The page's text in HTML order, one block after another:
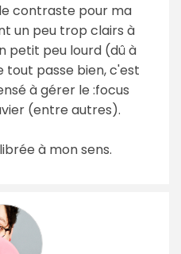
contraste pour ma
un peu trop clairs à
petit peu lourd (dû à
tout passe bien, c'est
à gérer le :focus
(entre autres).
à mon sens.